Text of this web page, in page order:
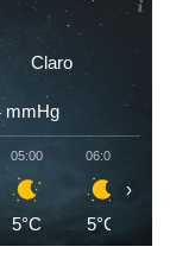
Claro
mmHg
05:00
5°C
06:00
5°C
›